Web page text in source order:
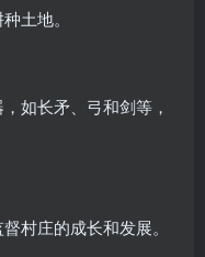
土地。
如长矛、弓和剑等，
村庄的成长和发展。